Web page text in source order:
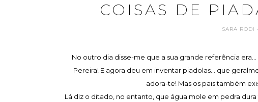
COISAS DE
SARA RODI
No outro dia disse-me que a sua grande referência
Pereira! E agora deu em inventar piadolas... que
adora-te! Mas os pais também
Lá diz o ditado, no entanto, que água mole em pedra